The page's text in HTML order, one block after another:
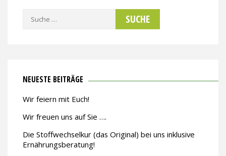
Suche
NEUESTE BEITRÄGE
Wir feiern mit Euch!
Wir freuen uns auf Sie ….
Die Stoffwechselkur (das Original) bei uns inklusive
Ernährungsberatung!